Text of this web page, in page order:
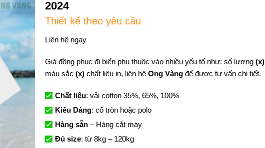
2024
Thiết kế theo yêu cầu
Liên hệ ngay
Giá đồng phục đi biển phụ thuộc vào nhiều yếu tố như: số lượng(x)
màu sắc(x)chất liệu in, liên hệOng Vàng để được tư vấn chi tiết.
Chất liệu: vải cotton 35%, 65%, 100%
Kiểu Dáng: cổ tròn hoặc polo
Hàng sẵn – Hàng cắt may
Đủ size: từ 8kg – 120kg